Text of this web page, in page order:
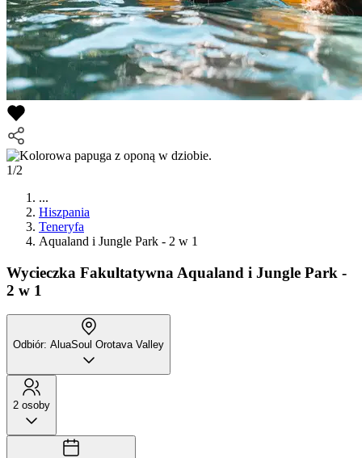
1/2
...
Hiszpania
Teneryfa
Aqualand i Jungle Park - 2 w 1
Wycieczka Fakultatywna Aqualand i Jungle Park -
2 w 1
Odbiór: AluaSoul Orotava Valley
2 osoby